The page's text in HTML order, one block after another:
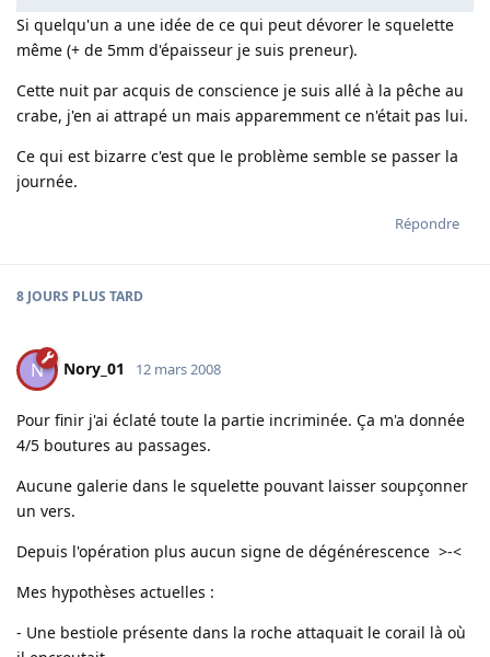
Si quelqu'un a une idée de ce qui peut dévorer le squelette
même (+ de 5mm d'épaisseur je suis preneur).
Cette nuit par acquis de conscience je suis allé à la pêche au
crabe, j'en ai attrapé un mais apparemment ce n'était pas lui.
Ce qui est bizarre c'est que le problème semble se passer la
journée.
Répondre
8 JOURS PLUS TARD
N Nory_01 12 mars 2008
Pour finir j'ai éclaté toute la partie incriminée. Ça m'a donnée
4/5 boutures au passages.
Aucune galerie dans le squelette pouvant laisser soupçonner
un vers.
Depuis l'opération plus aucun signe de dégénérescence >-<
Mes hypothèses actuelles :
- Une bestiole présente dans la roche attaquait le corail là où